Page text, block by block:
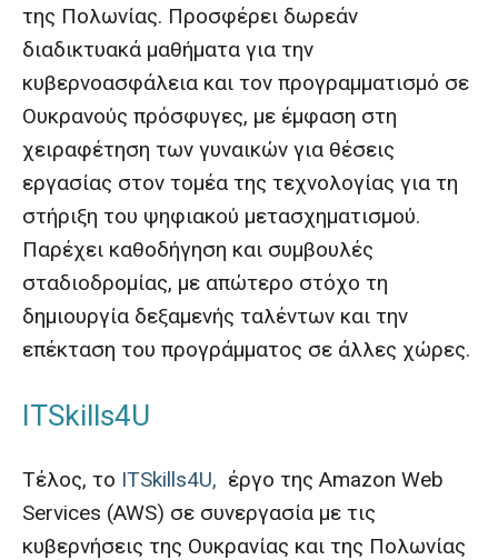
της Πολωνίας. Προσφέρει δωρεάν
διαδικτυακά μαθήματα για την
κυβερνοασφάλεια και τον προγραμματισμό σε
Ουκρανούς πρόσφυγες, με έμφαση στη
χειραφέτηση των γυναικών για θέσεις
εργασίας στον τομέα της τεχνολογίας για τη
στήριξη του ψηφιακού μετασχηματισμού.
Παρέχει καθοδήγηση και συμβουλές
σταδιοδρομίας, με απώτερο στόχο τη
δημιουργία δεξαμενής ταλέντων και την
επέκταση του προγράμματος σε άλλες χώρες.
ITSkills4U
Τέλος, το ITSkills4U, έργο της Amazon Web
Services (AWS) σε συνεργασία με τις
κυβερνήσεις της Ουκρανίας και της Πολωνίας